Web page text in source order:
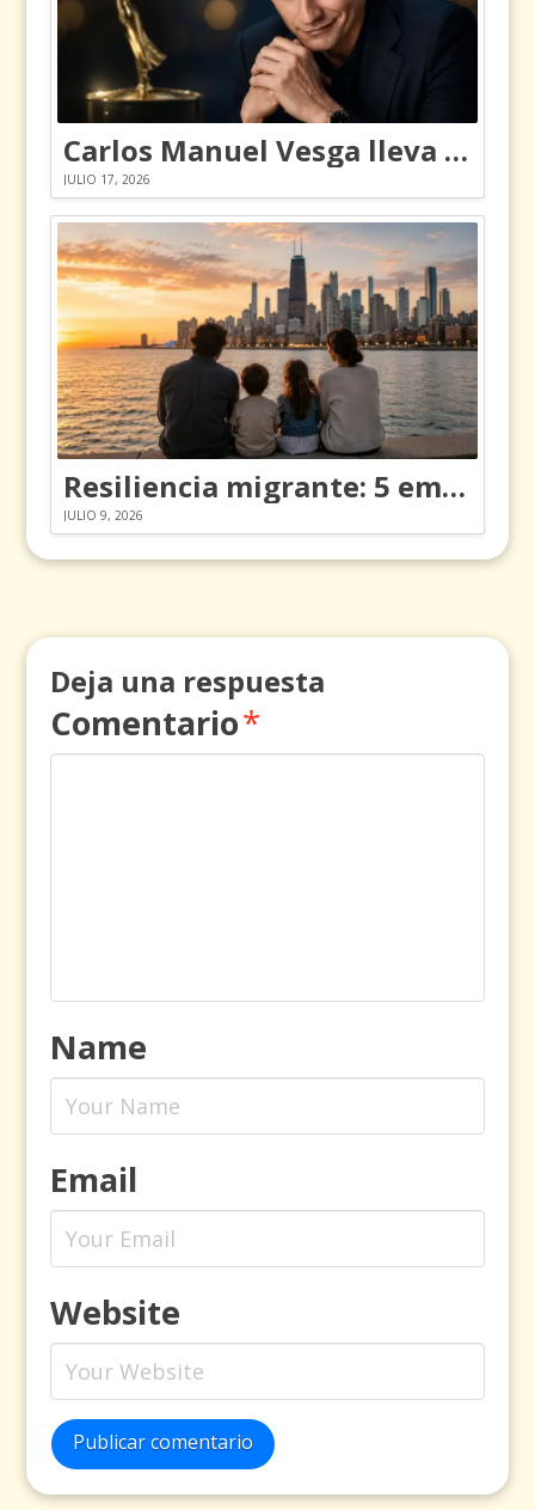
Carlos Manuel Vesga lleva el nombre de Colombia a los Emmy
JULIO 17, 2026
Resiliencia migrante: 5 emociones y cómo gestionarlas
JULIO 9, 2026
Deja una respuesta
Comentario*
Name
Email
Website
Publicar comentario